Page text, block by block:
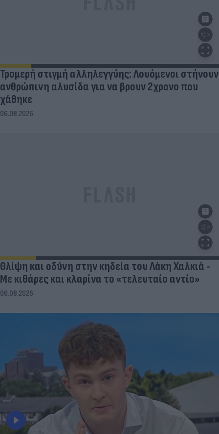
Τρομερή στιγμή αλληλεγγύης: Λουόμενοι στήνουν
ανθρώπινη αλυσίδα για να βρουν 2χρονο που
χάθηκε
06.08.2026
Θλίψη και οδύνη στην κηδεία του Λάκη Χαλκιά -
Με κιθάρες και κλαρίνα το «τελευταίο αντίο»
06.08.2026